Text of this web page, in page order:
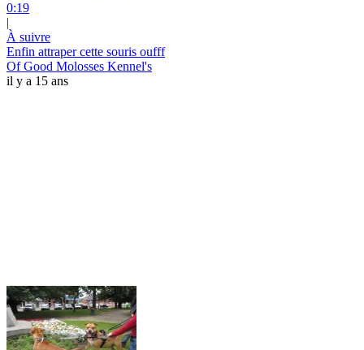
0:19
|
À suivre
Enfin attraper cette souris oufff
Of Good Molosses Kennel's
il y a 15 ans